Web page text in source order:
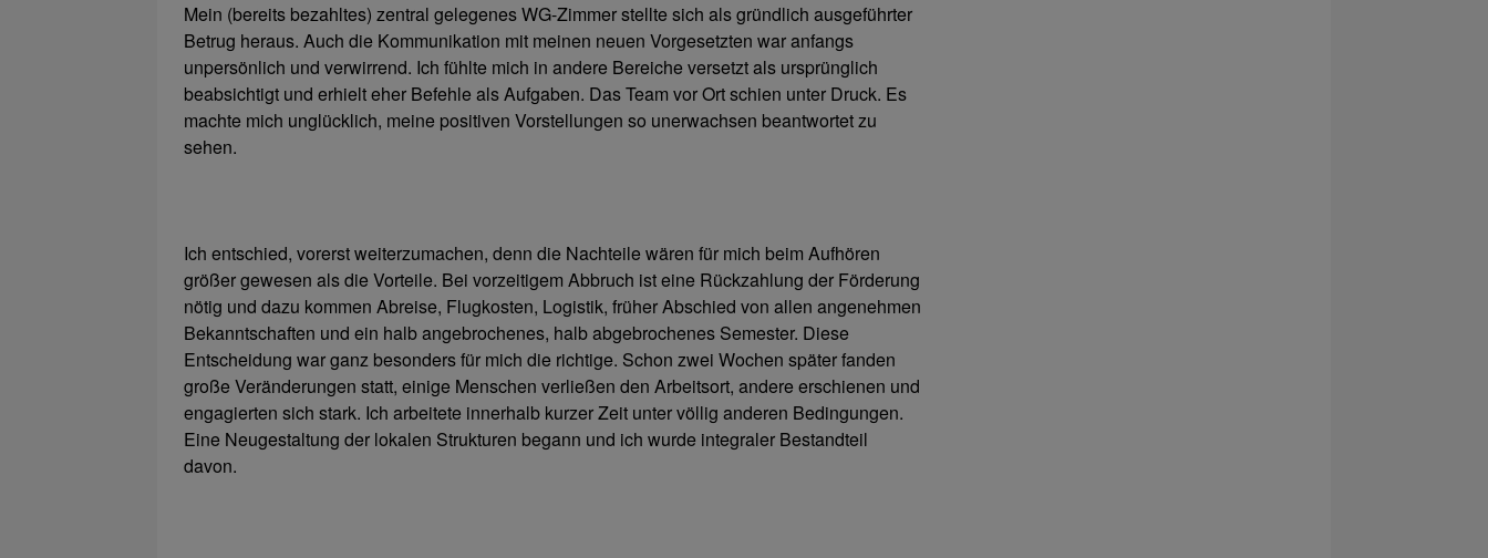
Mein (bereits bezahltes) zentral gelegenes WG-Zimmer stellte sich als gründlich ausgeführter
Betrug heraus. Auch die Kommunikation mit meinen neuen Vorgesetzten war anfangs
unpersönlich und verwirrend. Ich fühlte mich in andere Bereiche versetzt als ursprünglich
beabsichtigt und erhielt eher Befehle als Aufgaben. Das Team vor Ort schien unter Druck. Es
machte mich unglücklich, meine positiven Vorstellungen so unerwachsen beantwortet zu
sehen.
Ich entschied, vorerst weiterzumachen, denn die Nachteile wären für mich beim Aufhören
größer gewesen als die Vorteile. Bei vorzeitigem Abbruch ist eine Rückzahlung der Förderung
nötig und dazu kommen Abreise, Flugkosten, Logistik, früher Abschied von allen angenehmen
Bekanntschaften und ein halb angebrochenes, halb abgebrochenes Semester. Diese
Entscheidung war ganz besonders für mich die richtige. Schon zwei Wochen später fanden
große Veränderungen statt, einige Menschen verließen den Arbeitsort, andere erschienen und
engagierten sich stark. Ich arbeitete innerhalb kurzer Zeit unter völlig anderen Bedingungen.
Eine Neugestaltung der lokalen Strukturen begann und ich wurde integraler Bestandteil
davon.